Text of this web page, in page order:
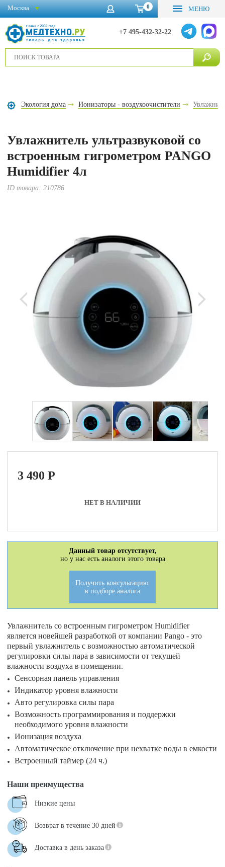
0 МЕНЮ
+7 495-432-32-22
Москва
Экология дома Ионизаторы - воздухоочистители
Увлажнитель ультразвуковой со
встроенным гигрометром PANGO
Humidifier 4л
ID товара:210786
3 490P
НЕТ В НАЛИЧИИ
Данный товар отсутствует,
но у нас есть аналоги этого товара
Получить консультацию
в подборе аналога
Увлажнитель со встроенным гигрометром Humidifier
является новейшей разработкой от компании Pango - это
первый увлажнитель с возможностью автоматической
регулировки силы пара в зависимости от текущей
влажности воздуха в помещении.
Сенсорная панель управления
Индикатор уровня влажности
Авто регулировка силы пара
Возможность программирования и поддержки
необходимого уровня влажности
Ионизация воздуха
Автоматическое отключение при нехватке воды в емкости
Встроенный таймер (24 ч.)
Наши преимущества
Низкие цены
Возврат в течение 30 дней
Доставка в день заказа